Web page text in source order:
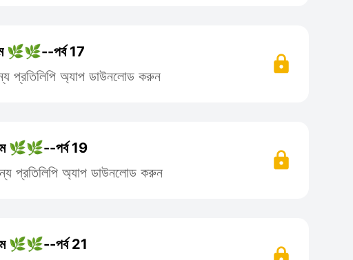
🌿🌿--পর্ব 17
প্রতিলিপি অ্যাপ ডাউনলোড করুন
মম 🌿🌿--পর্ব 19
প্রতিলিপি অ্যাপ ডাউনলোড করুন
🌿🌿--পর্ব 21